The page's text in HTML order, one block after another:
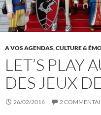
A VOS AGENDAS,CULTURE &
LET’S PLAY
DES JEUX
26/02/2016 2